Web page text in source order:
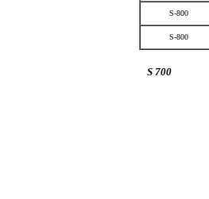
S-800
S-800
S 700